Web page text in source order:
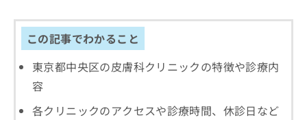
この記事でわかること
東京都中央区の皮膚科クリニックの特徴や診療内
容
各クリニックのアクセスや診療時間、休診日など
ビサ
イト
への
お問
合せ
フォ
ーム
りま
ご
求
は
ら
問
合
わ
こ
お